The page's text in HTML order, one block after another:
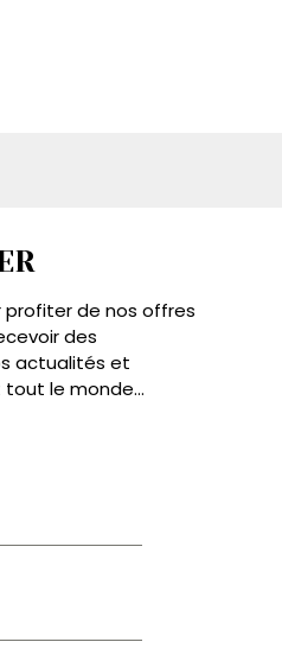
profiter de nos offres
des
actualités et
le monde...